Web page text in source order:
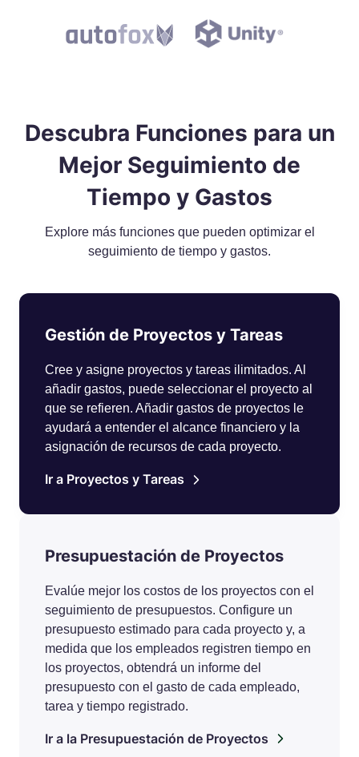
Descubra Funciones para un
Mejor Seguimiento de
Tiempo y Gastos
Explore más funciones que pueden optimizar el
seguimiento de tiempo y gastos.
Gestión de Proyectos y Tareas
Cree y asigne proyectos y tareas ilimitados. Al
añadir gastos, puede seleccionar el proyecto al
que se refieren. Añadir gastos de proyectos le
ayudará a entender el alcance financiero y la
asignación de recursos de cada proyecto.
Ir a Proyectos y Tareas
Presupuestación de Proyectos
Evalúe mejor los costos de los proyectos con el
seguimiento de presupuestos. Configure un
presupuesto estimado para cada proyecto y, a
medida que los empleados registren tiempo en
los proyectos, obtendrá un informe del
presupuesto con el gasto de cada empleado,
tarea y tiempo registrado.
Ir a la Presupuestación de Proyectos